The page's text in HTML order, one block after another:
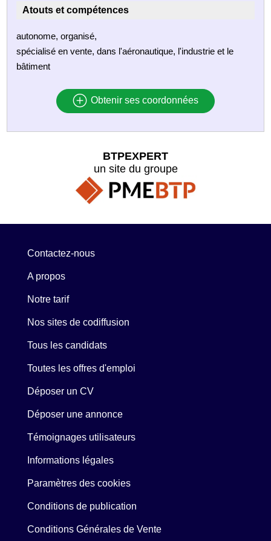
Atouts et compétences
autonome, organisé,
spécialisé en vente, dans l'aéronautique, l'industrie et le
bâtiment
Obtenir ses coordonnées
BTPEXPERT
un site du groupe
Contactez-nous
A propos
Notre tarif
Nos sites de codiffusion
Tous les candidats
Toutes les offres d'emploi
Déposer un CV
Déposer une annonce
Témoignages utilisateurs
Informations légales
Paramètres des cookies
Conditions de publication
Conditions Générales de Vente